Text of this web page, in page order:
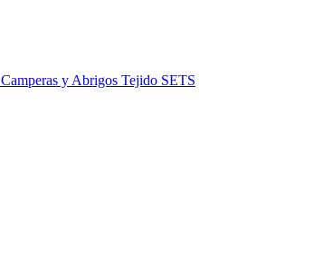
Camperas y Abrigos Tejido SETS